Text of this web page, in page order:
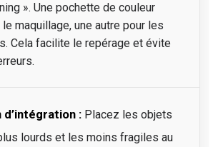
». Une pochette de couleur
le maquillage, une autre pour les
Cela facilite le repérage et évite
d’intégration : Placez les objets
lourds et les moins fragiles au